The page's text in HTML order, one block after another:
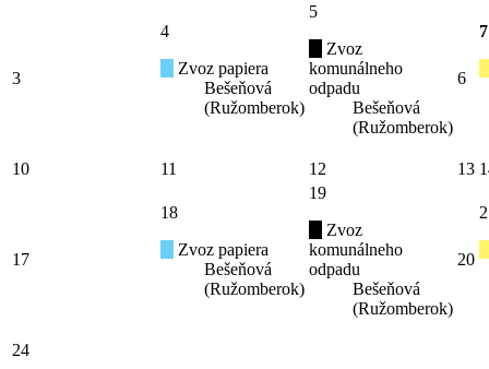
3
4
Zvoz papiera
Bešeňová
(Ružomberok)
5
Zvoz
komunálneho
odpadu
Bešeňová
(Ružomberok)
6
7
10 11 12 13
17
18
Zvoz papiera
Bešeňová
(Ružomberok)
19
Zvoz
komunálneho
odpadu
Bešeňová
(Ružomberok)
20
24